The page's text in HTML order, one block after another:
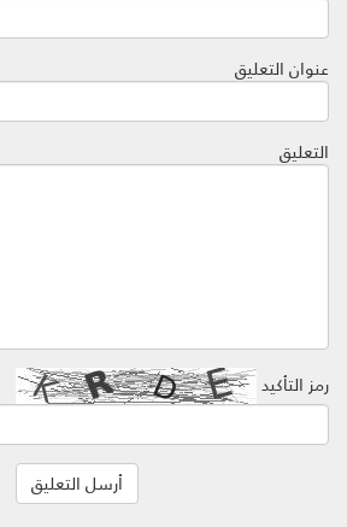
عنوان التعليق
التعليق
رمز التأكيد